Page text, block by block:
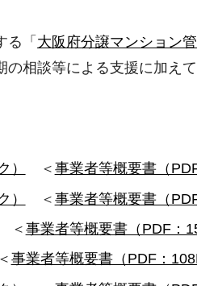
る「 大阪府分譲マンション
相談等による支援に加え
） ＜ 事業者等概要書（
）
＜ 事業者等概要書（
＜ 事業者等概要書（PDF：
事業者等概要書（PDF：